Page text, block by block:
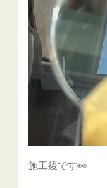
施工後です👀